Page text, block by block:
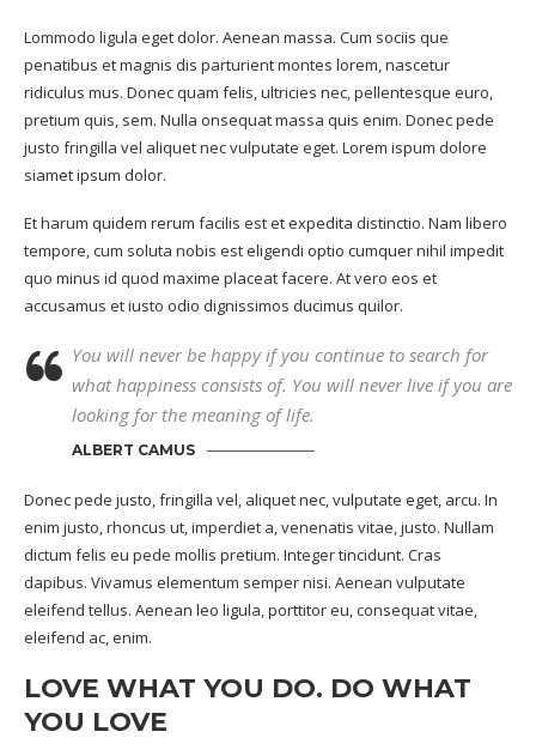
Lommodo ligula eget dolor. Aenean massa. Cum sociis que
penatibus et magnis dis parturient montes lorem, nascetur
ridiculus mus. Donec quam felis, ultricies nec, pellentesque euro,
pretium quis, sem. Nulla onsequat massa quis enim. Donec pede
justo fringilla vel aliquet nec vulputate eget. Lorem ispum dolore
siamet ipsum dolor.
Et harum quidem rerum facilis est et expedita distinctio. Nam libero
tempore, cum soluta nobis est eligendi optio cumquer nihil impedit
quo minus id quod maxime placeat facere. At vero eos et
accusamus et iusto odio dignissimos ducimus quilor.
You will never be happy if you continue to search for
what happiness consists of. You will never live if you are
looking for the meaning of life.
ALBERT CAMUS
Donec pede justo, fringilla vel, aliquet nec, vulputate eget, arcu. In
enim justo, rhoncus ut, imperdiet a, venenatis vitae, justo. Nullam
dictum felis eu pede mollis pretium. Integer tincidunt. Cras
dapibus. Vivamus elementum semper nisi. Aenean vulputate
eleifend tellus. Aenean leo ligula, porttitor eu, consequat vitae,
eleifend ac, enim.
LOVE WHAT YOU DO. DO WHAT
YOU LOVE